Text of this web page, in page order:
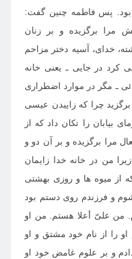
پس فاطمه چنين گفت:
مرا برگزيده و بر زنان
خداى، آسيه دختر مزاحم
كرد در جايى ـ يعنى خانه
ـ مگر در موارد اضطرارى
چرا كه زاييدن عيسى
بيابان را تكان داد كه از
مرا برگزيده و بر آن دو و
من در خانه خدا زايمان
از ميوه ها و روزى بهشتى
و فرزندم روى دستم بود
من علىّ أعلا هستم. من او
را از نام خود مشتق و او
و بر علوم غامض خود او